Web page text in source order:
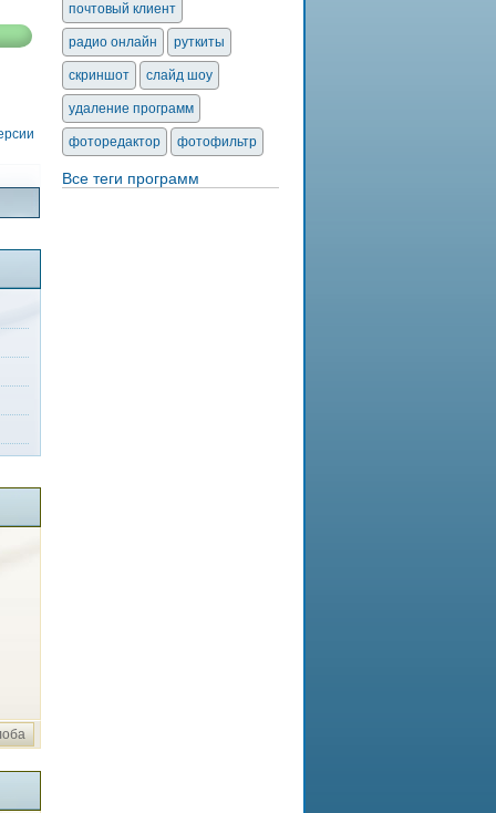
почтовый клиент
радио онлайн руткиты
скриншот слайд шоу
удаление программ
фоторедактор фотофильтр
Все теги программ